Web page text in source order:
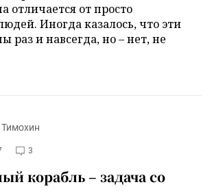
отличается от просто
Иногда казалось, что эти
раз и навсегда, но – нет, не
3
корабль – задача со